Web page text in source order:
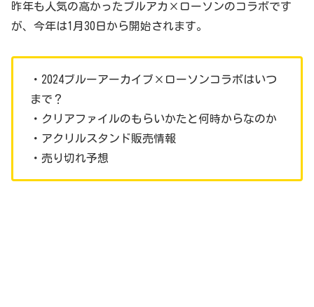
昨年も人気の高かったブルアカ×ローソンのコラボです
が、今年は1月30日から開始されます。
・2024ブルーアーカイブ×ローソンコラボはいつ
まで？
・クリアファイルのもらいかたと何時からなのか
・アクリルスタンド販売情報
・売り切れ予想